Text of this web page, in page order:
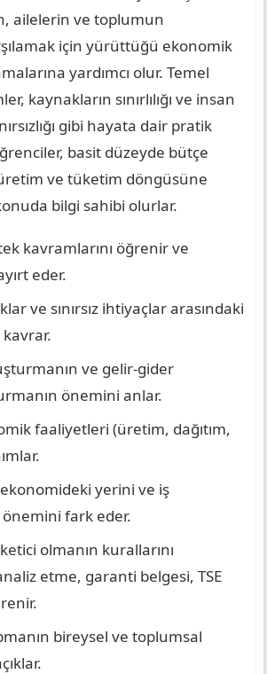
ailelerin ve toplumun
için yürüttüğü ekonomik
yardımcı olur. Temel
kaynakların sınırlılığı ve insan
gibi hayata dair pratik
basit düzeyde bütçe
ve tüketim döngüsüne
bilgi sahibi olurlar.
kavramlarını öğrenir ve
eder.
ve sınırsız ihtiyaçlar arasındaki
kavrar.
ve gelir-gider
önemini anlar.
faaliyetleri (üretim, dağıtım,
yerini ve iş
fark eder.
olmanın kurallarını
etme, garanti belgesi, TSE
bireysel ve toplumsal